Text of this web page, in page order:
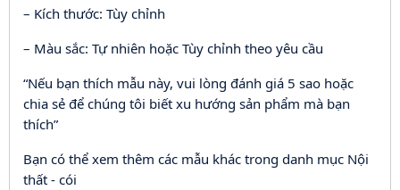
– Kích thước: Tùy chỉnh
– Màu sắc: Tự nhiên hoặc Tùy chỉnh theo yêu cầu
“Nếu bạn thích mẫu này, vui lòng đánh giá 5 sao hoặc
chia sẻ để chúng tôi biết xu hướng sản phẩm mà bạn
thích”
Bạn có thể xem thêm các mẫu khác trong danh mục Nội
thất - cói